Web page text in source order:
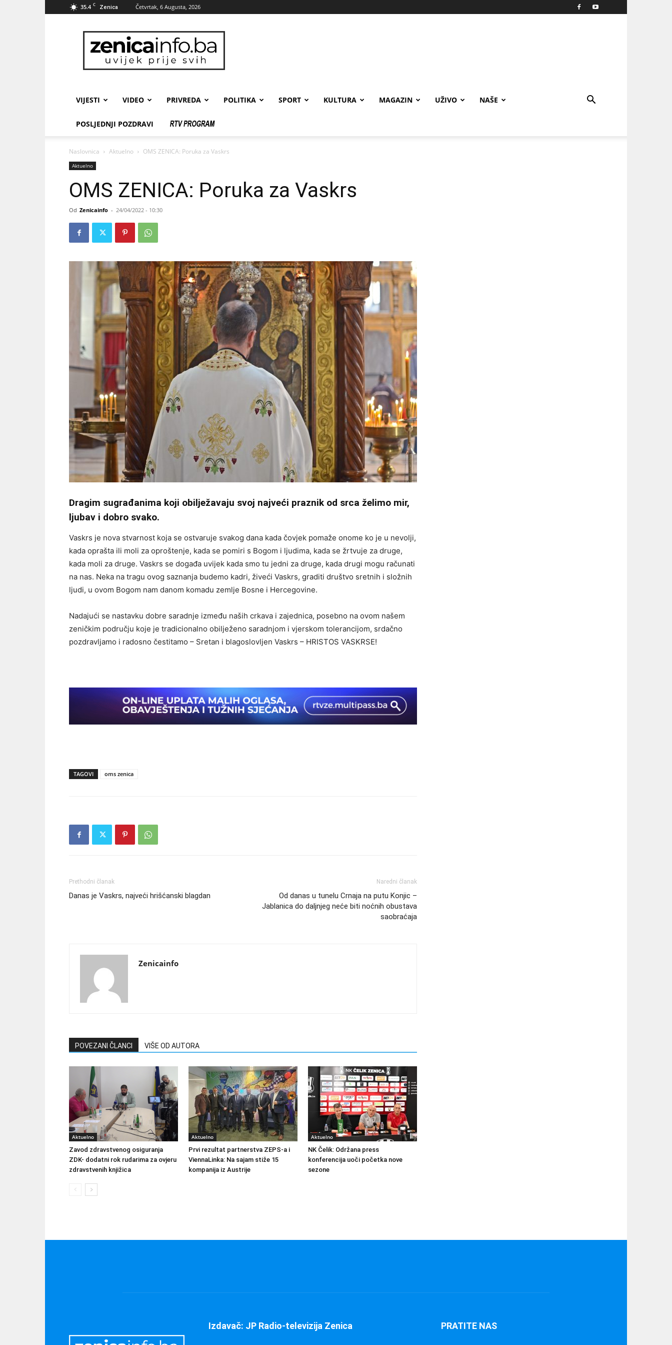
35.4 C Zenica Četvrtak, 6 Augusta, 2026
zenicainfo.ba
VIJESTI VIDEO PRIVREDA POLITIKA SPORT KULTURA MAGAZIN UŽIVO NAŠE
POSLJEDNJI POZDRAVI
Naslovnica Aktuelno OMS ZENICA: Poruka za Vaskrs
Aktuelno
OMS ZENICA: Poruka za Vaskrs
Od Zenicainfo - 24/04/2022 - 10:30
Dragim sugrađanima koji obilježavaju svoj najveći praznik od srca želimo mir,
ljubav i dobro svako.
Vaskrs je nova stvarnost koja se ostvaruje svakog dana kada čovjek pomaže onome ko je u nevolji,
kada oprašta ili moli za oproštenje, kada se pomiri s Bogom i ljudima, kada se žrtvuje za druge,
kada moli za druge. Vaskrs se događa uvijek kada smo tu jedni za druge, kada drugi mogu računati
na nas. Neka na tragu ovog saznanja budemo kadri, živeći Vaskrs, graditi društvo sretnih i složnih
ljudi, u ovom Bogom nam danom komadu zemlje Bosne i Hercegovine.
Nadajući se nastavku dobre saradnje između naših crkava i zajednica, posebno na ovom našem
zeničkim području koje je tradicionalno obilježeno saradnjom i vjerskom tolerancijom, srdačno
pozdravljamo i radosno čestitamo – Sretan i blagoslovljen Vaskrs – HRISTOS VASKRSE!
TAGOVI oms zenica
Prethodni članak
Danas je Vaskrs, najveći hrišćanski blagdan
Naredni članak
Od danas u tunelu Crnaja na putu Konjic –
Jablanica do daljnjeg neće biti noćnih obustava
saobraćaja
Zenicainfo
POVEZANI ČLANCI VIŠE OD AUTORA
Aktuelno
Zavod zdravstvenog osiguranja
ZDK- dodatni rok rudarima za ovjeru
zdravstvenih knjižica
Aktuelno
Prvi rezultat partnerstva ZEPS-a i
ViennaLinka: Na sajam stiže 15
kompanija iz Austrije
Aktuelno
NK Čelik: Održana press
konferencija uoči početka nove
sezone
Izdavač: JP Radio-televizija Zenica PRATITE NAS